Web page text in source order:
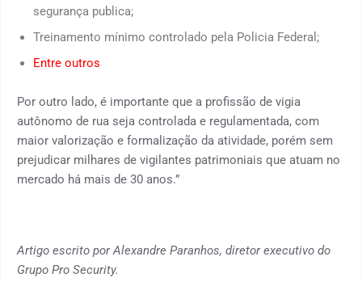
segurança publica;
Treinamento mínimo controlado pela Policia Federal;
Entre outros
Por outro lado, é importante que a profissão de vigia
autônomo de rua seja controlada e regulamentada, com
maior valorização e formalização da atividade, porém sem
prejudicar milhares de vigilantes patrimoniais que atuam no
mercado há mais de 30 anos.”
Artigo escrito por Alexandre Paranhos, diretor executivo do
Grupo Pro Security.